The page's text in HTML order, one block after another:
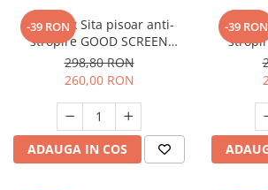
-39 RON
SET: 12 x Sita pisoar anti-
stropire GOOD SCREEN
PROScent 60+, Melon
298,80 RON
260,00 RON
ADAUGA IN COS
-39 RON
SET: